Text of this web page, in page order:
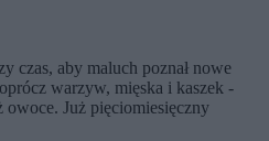
czas, aby maluch poznał nowe
warzyw, mięska i kaszek -
owoce. Już pięciomiesięczny